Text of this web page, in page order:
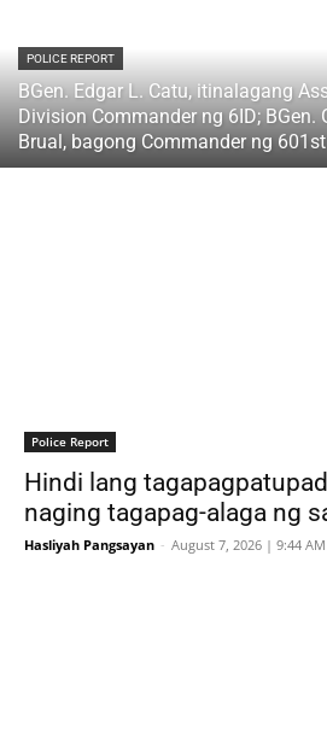
POLICE REPORT
BGen. Edgar L. Catu, itinalagang
Division Commander ng 6ID; BGen.
Brual, bagong Commander ng
Police Report
Hindi lang
naging tagapag-alaga ng
Hasliyah Pangsayan - August 7, 2026 | 9:44 AM